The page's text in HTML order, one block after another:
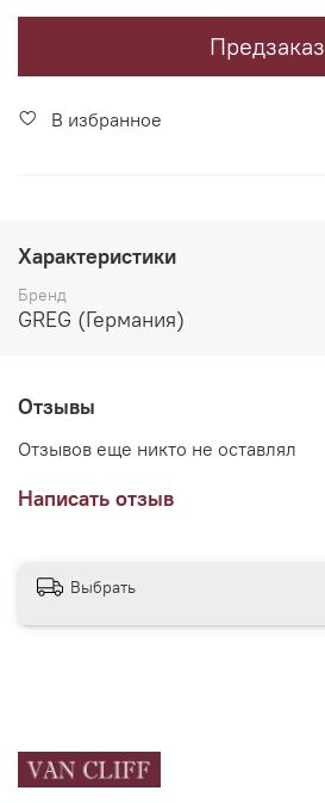
Предзаказ
В избранное
Характеристики
Бренд
GREG (Германия)
Отзывы
Отзывов еще никто не оставлял
Написать отзыв
Выбрать